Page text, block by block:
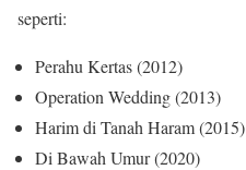
seperti:
Perahu Kertas (2012)
Operation Wedding (2013)
Harim di Tanah Haram (2015)
Di Bawah Umur (2020)